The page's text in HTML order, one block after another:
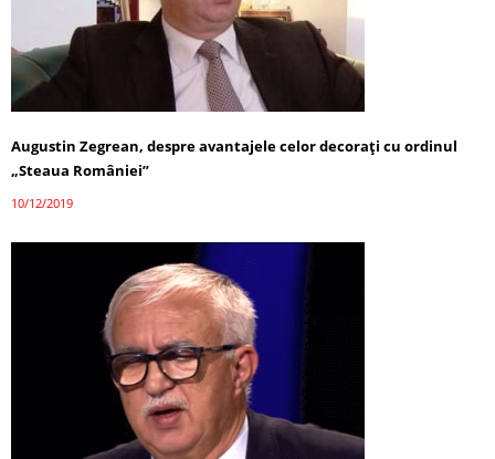
Augustin Zegrean, despre avantajele celor decoraţi cu ordinul
„Steaua României”
10/12/2019